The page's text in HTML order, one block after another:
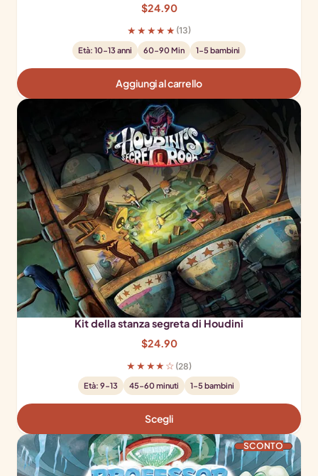
$24.90
★★★★★ (13)
Età: 10-13 anni 60-90 Min 1-5 bambini
Aggiungi al carrello
Kit della stanza segreta di Houdini
$24.90
★★★★☆ (28)
Età: 9-13 45-60 minuti 1-5 bambini
Scegli
SCONTOPRODOTTO IN